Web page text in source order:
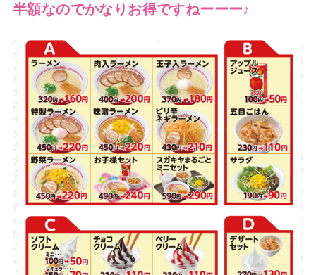
半額なのでかなりお得ですねーーー♪